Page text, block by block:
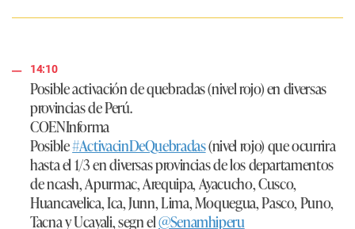
14:10
Posible activación de quebradas (nivel rojo) en diversas
provincias de Perú.
COENInforma
Posible#ActivacinDeQuebradas(nivel rojo) que ocurrira
hasta el 1/3 en diversas provincias de los departamentos
de ncash, Apurmac, Arequipa, Ayacucho, Cusco,
Huancavelica, Ica, Junn, Lima, Moquegua, Pasco, Puno,
Tacna y Ucayali, segn el@Senamhiperu